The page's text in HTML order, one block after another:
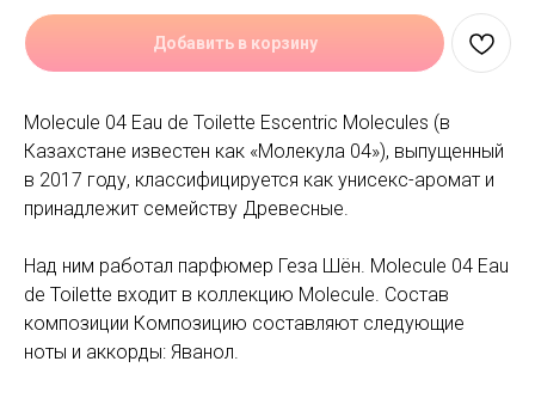
Добавить в корзину
Molecule 04 Eau de Toilette Escentric Molecules (в
Казахстане известен как «Молекула 04»), выпущенный
в 2017 году, классифицируется как унисекс-аромат и
принадлежит семейству Древесные.
Над ним работал парфюмер Геза Шён. Molecule 04 Eau
de Toilette входит в коллекцию Molecule. Состав
композиции Композицию составляют следующие
ноты и аккорды: Яванол.